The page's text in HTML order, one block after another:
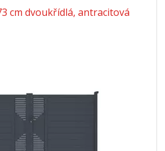
cm dvoukřídlá, antracitová